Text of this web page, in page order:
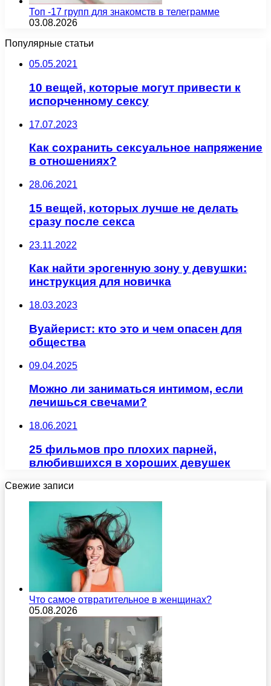
Топ -17 групп для знакомств в телеграмме
03.08.2026
Популярные статьи
05.05.2021
10 вещей, которые могут привести к
испорченному сексу
17.07.2023
Как сохранить сексуальное напряжение
в отношениях?
28.06.2021
15 вещей, которых лучше не делать
сразу после секса
23.11.2022
Как найти эрогенную зону у девушки:
инструкция для новичка
18.03.2023
Вуайерист: кто это и чем опасен для
общества
09.04.2025
Можно ли заниматься интимом, если
лечишься свечами?
18.06.2021
25 фильмов про плохих парней,
влюбившихся в хороших девушек
Свежие записи
Что самое отвратительное в женщинах?
05.08.2026